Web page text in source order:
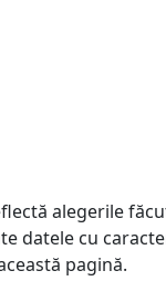
alegerile
datele cu
pagină.